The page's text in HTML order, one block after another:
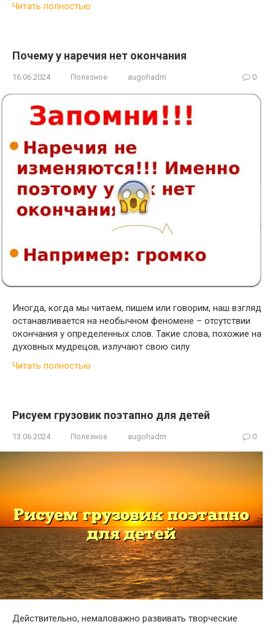
Читать полностью
Почему у наречия нет окончания
16.06.2024 Полезное augohadm 0
Иногда, когда мы читаем, пишем или говорим, наш взгляд
останавливается на необычном феномене – отсутствии
окончания у определенных слов. Такие слова, похожие на
духовных мудрецов, излучают свою силу
Читать полностью
Рисуем грузовик поэтапно для детей
13.06.2024 Полезное augohadm 0
Действительно, немаловажно развивать творческие